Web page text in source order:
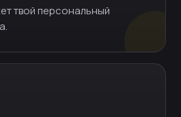
твой персональный